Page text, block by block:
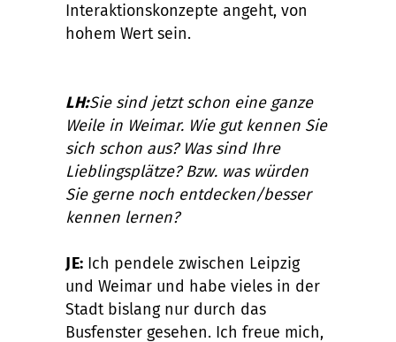
Interaktionskonzepte angeht, von
hohem Wert sein.
LH:Sie sind jetzt schon eine ganze
Weile in Weimar. Wie gut kennen Sie
sich schon aus? Was sind Ihre
Lieblingsplätze? Bzw. was würden
Sie gerne noch entdecken/besser
kennen lernen?
JE: Ich pendele zwischen Leipzig
und Weimar und habe vieles in der
Stadt bislang nur durch das
Busfenster gesehen. Ich freue mich,